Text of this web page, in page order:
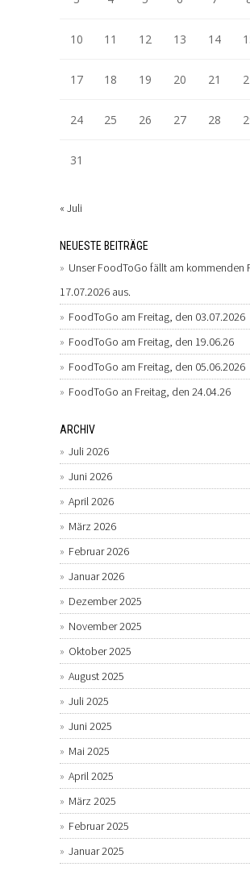
10 11 12 13 14
17 18 19 20 21
24 25 26 27 28
31
« Juli
NEUESTE BEITRÄGE
Unser FoodToGo fällt am kommenden
17.07.2026 aus.
FoodToGo am Freitag, den 03.07.2026
FoodToGo am Freitag, den 19.06.26
FoodToGo am Freitag, den 05.06.2026
FoodToGo an Freitag, den 24.04.26
ARCHIV
Juli 2026
Juni 2026
April 2026
März 2026
Februar 2026
Januar 2026
Dezember 2025
November 2025
Oktober 2025
August 2025
Juli 2025
Juni 2025
Mai 2025
April 2025
März 2025
Februar 2025
Januar 2025